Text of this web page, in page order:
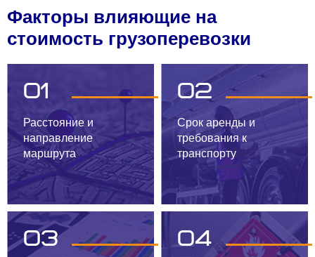
Факторы влияющие на
стоимость грузоперевозки
01
Расстояние и
направление
маршрута
02
Срок аренды и
требования к
транспорту
03 04